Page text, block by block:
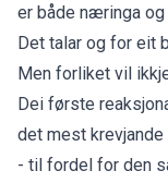
er både næringa
Det talar og for eit
Men forliket vil
Dei første
det mest
- til fordel for den